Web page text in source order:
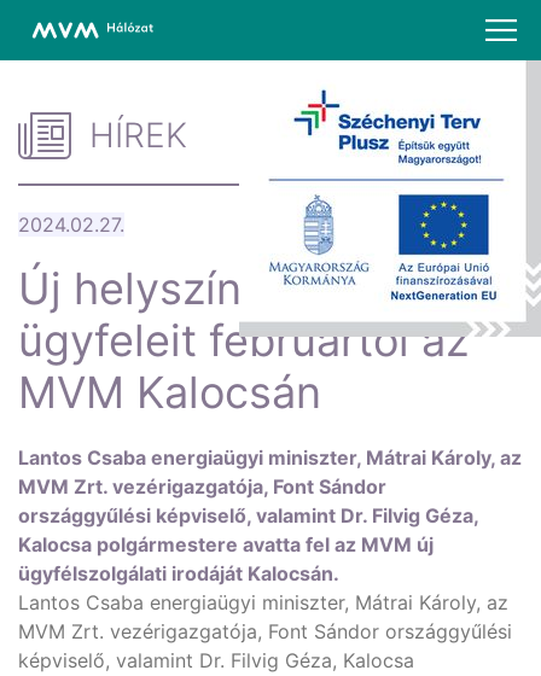
HÍREK
2024.02.27.
Új helyszínen várja
ügyfeleit februártól az
MVM Kalocsán
Lantos Csaba energiaügyi miniszter, Mátrai Károly, az
MVM Zrt. vezérigazgatója, Font Sándor
országgyűlési képviselő, valamint Dr. Filvig Géza,
Kalocsa polgármestere avatta fel az MVM új
ügyfélszolgálati irodáját Kalocsán.
Lantos Csaba energiaügyi miniszter, Mátrai Károly, az
MVM Zrt. vezérigazgatója, Font Sándor országgyűlési
képviselő, valamint Dr. Filvig Géza, Kalocsa